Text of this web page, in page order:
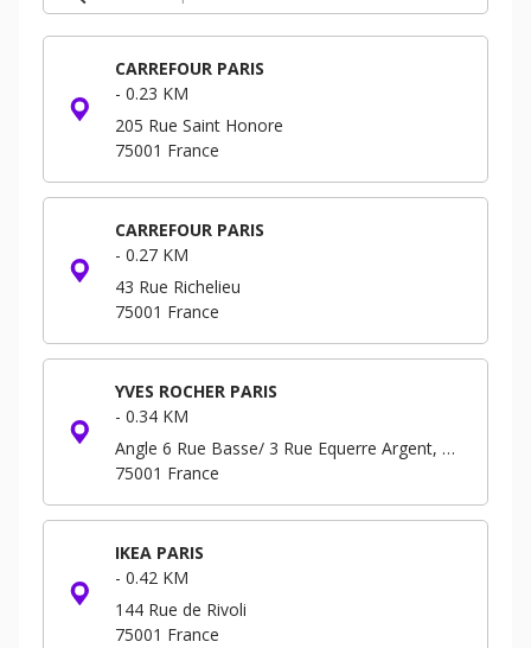
CARREFOUR PARIS
- 0.23 KM
205 Rue Saint Honore
75001 France
CARREFOUR PARIS
- 0.27 KM
43 Rue Richelieu
75001 France
YVES ROCHER PARIS
- 0.34 KM
Angle 6 Rue Basse/ 3 Rue Equerre Argent, Forum - Niveau -3 B.P. 293
75001 France
IKEA PARIS
- 0.42 KM
144 Rue de Rivoli
75001 France